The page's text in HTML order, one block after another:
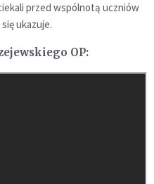
przed wspólnotą uczniów
ukazuje.
OP: